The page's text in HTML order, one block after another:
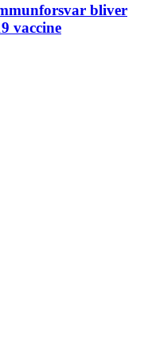
bliver
vaccine